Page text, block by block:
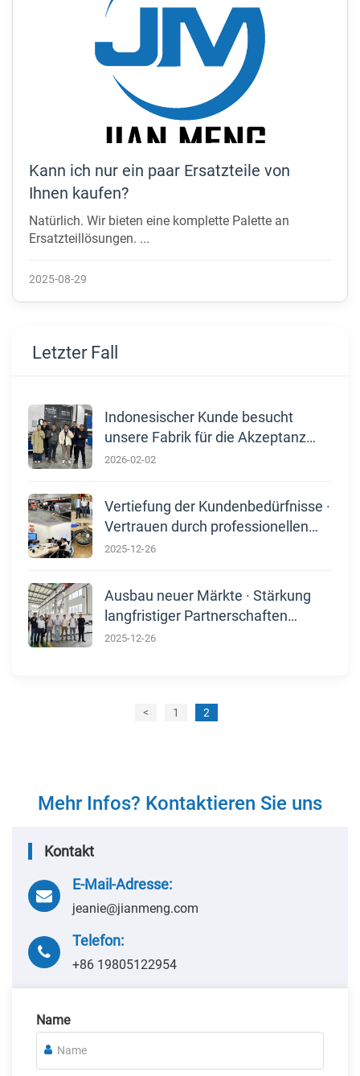
Kann ich nur ein paar Ersatzteile von
Ihnen kaufen?
Natürlich. Wir bieten eine komplette Palette an
Ersatzteillösungen. ...
2025-08-29
Letzter Fall
Indonesischer Kunde besucht
unsere Fabrik für die Akzeptanz
von Ausrüstungen und
2026-02-02
Vertiefung der Kundenbedürfnisse ·
Vertrauen durch professionellen
Service gewinnen
2025-12-26
Ausbau neuer Märkte · Stärkung
langfristiger Partnerschaften
Koreanischer Partner besucht
2025-12-26
< 1 2
Mehr Infos? Kontaktieren Sie uns
Kontakt
E-Mail-Adresse:
jeanie@jianmeng.com
Telefon:
+86 19805122954
Name